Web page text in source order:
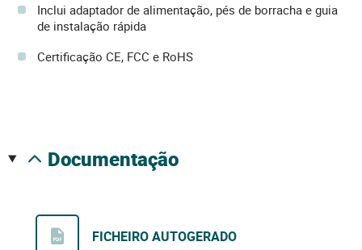
Inclui adaptador de alimentação, pés de borracha e guia
de instalação rápida
Certificação CE, FCC e RoHS
documentação
FICHEIRO AUTOGERADO